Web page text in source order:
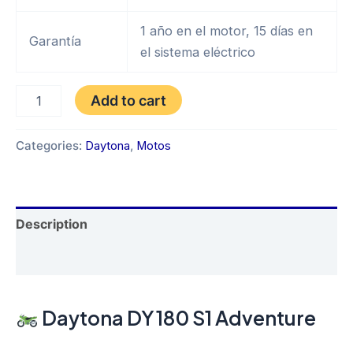
Garantía
1 año en el motor, 15 días en
el sistema eléctrico
ADVENTURE
Add to cart
Categories: Daytona, Motos
Description
Daytona DY 180 S1 Adventure